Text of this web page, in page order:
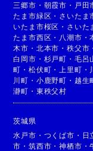
三郷市 ・ 朝霞市 ・ 戸田
たま市緑区 ・ さいたま
いたま市桜区 ・ さいた
たま市西区 ・ 八潮市 ・
木市 ・ 北本市 ・秩父市
白岡市 ・ 杉戸町 ・ 毛呂
町 ・松伏町 ・ 上里町 ・
川町 ・ 小鹿野町 ・ 越生
瀞町 ・ 東秩父村
茨城県
水戸市 ・ つくば市 ・ 日
市 ・筑西市 ・神栖市 ・